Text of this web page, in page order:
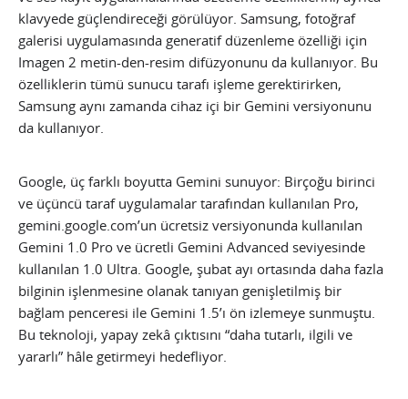
klavyede güçlendireceği görülüyor. Samsung, fotoğraf
galerisi uygulamasında generatif düzenleme özelliği için
Imagen 2 metin-den-resim difüzyonunu da kullanıyor. Bu
özelliklerin tümü sunucu tarafı işleme gerektirirken,
Samsung aynı zamanda cihaz içi bir Gemini versiyonunu
da kullanıyor.
Google, üç farklı boyutta Gemini sunuyor: Birçoğu birinci
ve üçüncü taraf uygulamalar tarafından kullanılan Pro,
gemini.google.com’un ücretsiz versiyonunda kullanılan
Gemini 1.0 Pro ve ücretli Gemini Advanced seviyesinde
kullanılan 1.0 Ultra. Google, şubat ayı ortasında daha fazla
bilginin işlenmesine olanak tanıyan genişletilmiş bir
bağlam penceresi ile Gemini 1.5’ı ön izlemeye sunmuştu.
Bu teknoloji, yapay zekâ çıktısını “daha tutarlı, ilgili ve
yararlı” hâle getirmeyi hedefliyor.